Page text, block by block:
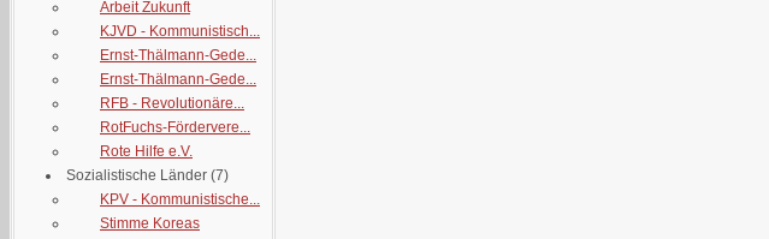
Arbeit Zukunft
KJVD - Kommunistisch...
Ernst-Thälmann-Gede...
Ernst-Thälmann-Gede...
RFB - Revolutionäre...
RotFuchs-Fördervere...
Rote Hilfe e.V.
Sozialistische Länder (7)
KPV - Kommunistische...
Stimme Koreas